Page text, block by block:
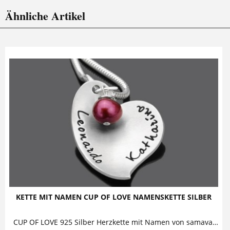
Ähnliche Artikel
KETTE MIT NAMEN CUP OF LOVE NAMENSKETTE SILBER
CUP OF LOVE 925 Silber Herzkette mit Namen von samavaya Ein mit zwei oder mehreren Namen beprägtes Herz ist zusammen mit einer echten...